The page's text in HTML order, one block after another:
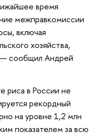
время
межправкомиссии
включая
хозяйства,
— сообщил Андрей
риса в России не
рекордный
на уровне 1,2 млн
показателем за всю